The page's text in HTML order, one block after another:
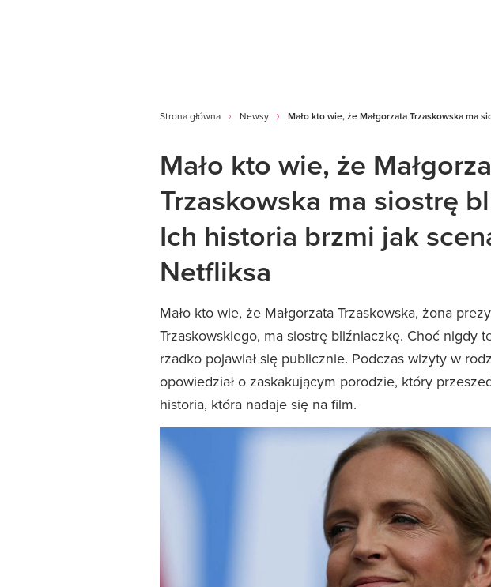
Strona główna Newsy Mało kto wie, że Małgorzata Trzaskowska ma
Mało kto wie, że
Trzaskowska ma siostrę
Ich historia brzmi jak
Netfliksa
Mało kto wie, że Małgorzata Trzaskowska, żona
Trzaskowskiego, ma siostrę bliźniaczkę. Choć nigdy
rzadko pojawiał się publicznie. Podczas wizyty w
opowiedział o zaskakującym porodzie, który
historia, która nadaje się na film.